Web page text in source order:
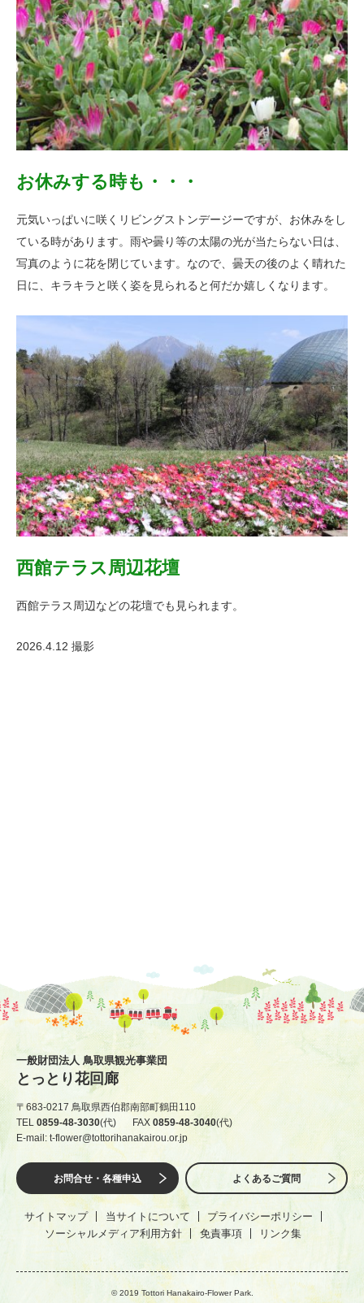
お休みする時も・・・
元気いっぱいに咲くリビングストンデージーですが、お休みをし
ている時があります。雨や曇り等の太陽の光が当たらない日は、
写真のように花を閉じています。なので、曇天の後のよく晴れた
日に、キラキラと咲く姿を見られると何だか嬉しくなります。
西館テラス周辺花壇
西館テラス周辺などの花壇でも見られます。
2026.4.12 撮影
一般財団法人 鳥取県観光事業団
とっとり花回廊
〒683-0217 鳥取県西伯郡南部町鶴田110
TEL 0859-48-3030(代) FAX0859-48-3040(代)
E-mail: t-flower@tottorihanakairou.or.jp
お問合せ・各種申込 よくあるご質問
サイトマップ 当サイトについて
プライバシーポリシー
ソーシャルメディア利用方針
免責事項 リンク集
© 2019 Tottori Hanakairo-Flower Park.